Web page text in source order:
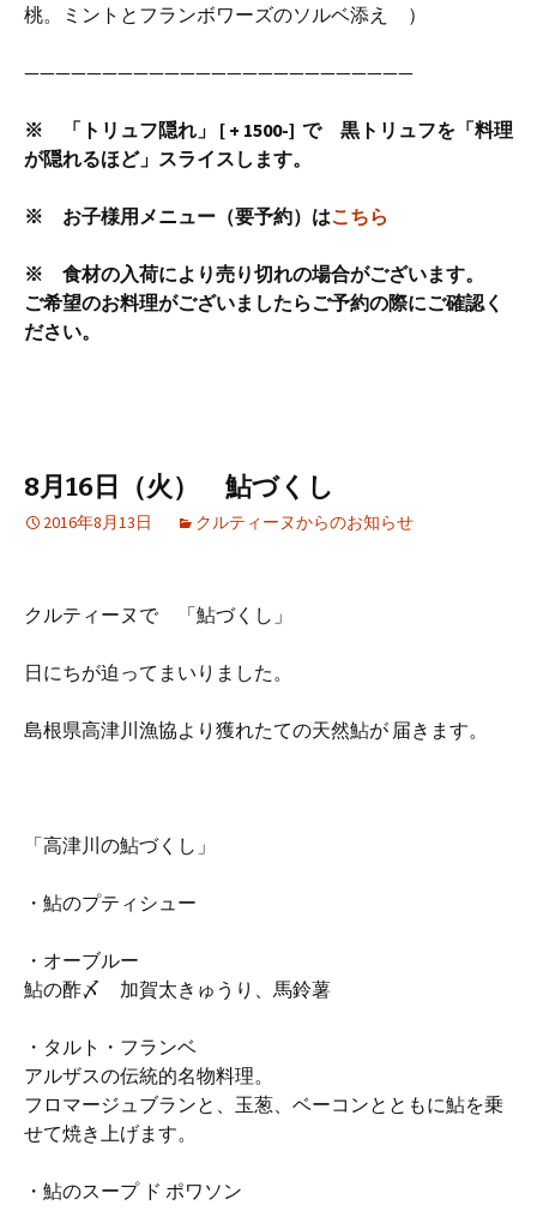
桃。ミントとフランボワーズのソルベ添え ）
—————————————————————————
※ 「トリュフ隠れ」 [ + 1500-] で 黒トリュフを「料理
が隠れるほど」スライスします。
※ お子様用メニュー（要予約）はこちら
※ 食材の入荷により売り切れの場合がございます。
ご希望のお料理がございましたらご予約の際にご確認く
ださい。
8月16日（火） 鮎づくし
2016年8月13日 クルティーヌからのお知らせ
クルティーヌで 「鮎づくし」
日にちが迫ってまいりました。
島根県高津川漁協より獲れたての天然鮎が 届きます。
「高津川の鮎づくし」
・鮎のプティシュー
・オーブルー
鮎の酢〆 加賀太きゅうり、馬鈴薯
・タルト・フランベ
アルザスの伝統的名物料理。
フロマージュブランと、玉葱、ベーコンとともに鮎を乗
せて焼き上げます。
・鮎のスープ ド ポワソン